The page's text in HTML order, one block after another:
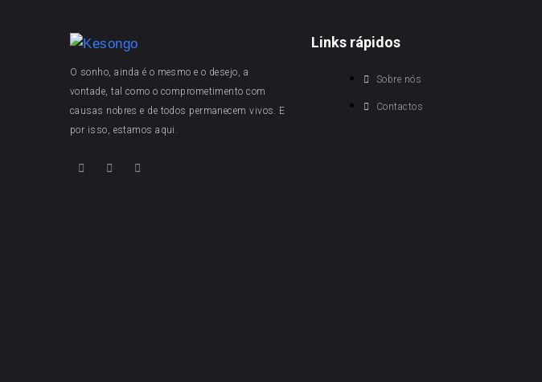
O sonho, ainda é o mesmo e o desejo, a
vontade, tal como o comprometimento com
causas nobres e de todos permanecem vivos. E
por isso, estamos aqui.
Links rápidos
Sobre nós
Contactos